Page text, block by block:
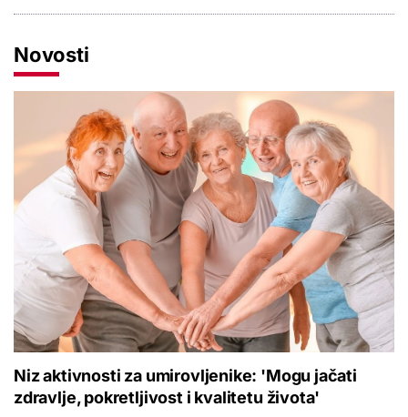
Novosti
Niz aktivnosti za umirovljenike: 'Mogu jačati
zdravlje, pokretljivost i kvalitetu života'